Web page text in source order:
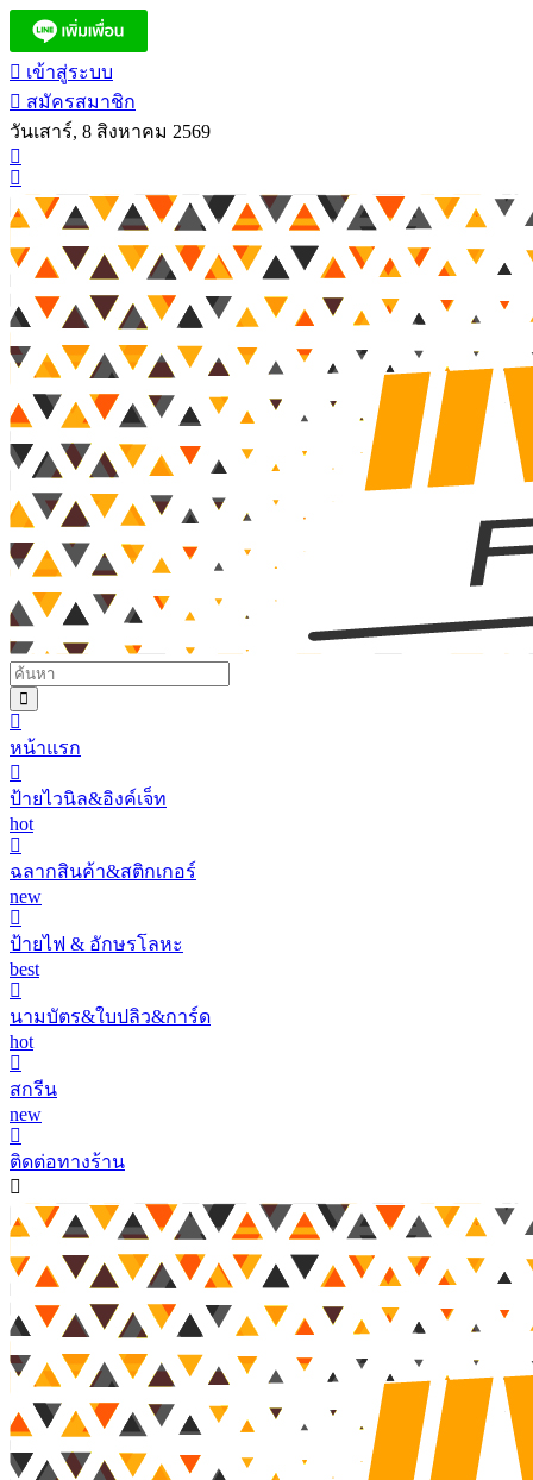
เข้าสู่ระบบ
สมัครสมาชิก
วันเสาร์, 8 สิงหาคม 2569
หน้าแรก
ป้ายไวนิล&อิงค์เจ็ท
hot
ฉลากสินค้า&สติกเกอร์
new
ป้ายไฟ & อักษรโลหะ
best
นามบัตร&ใบปลิว&การ์ด
hot
สกรีน
new
ติดต่อทางร้าน